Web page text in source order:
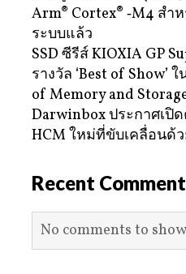
Arm® Cortex® ‑M4 ส
ระบบแล้ว
SSD ซีรีส์ KIOXIA GP
รางวัล ‘Best of Show’
of Memory and
Darwinbox ประกาศเปิ
HCM ใหม่ที่ขับเคลื่อนด้
Recent
No comments to